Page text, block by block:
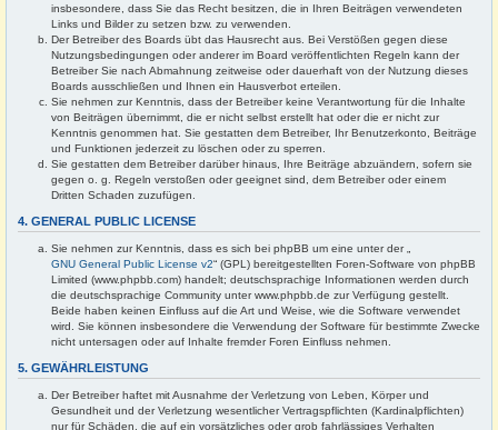
insbesondere, dass Sie das Recht besitzen, die in Ihren Beiträgen verwendeten
Links und Bilder zu setzen bzw. zu verwenden.
Der Betreiber des Boards übt das Hausrecht aus. Bei Verstößen gegen diese
Nutzungsbedingungen oder anderer im Board veröffentlichten Regeln kann der
Betreiber Sie nach Abmahnung zeitweise oder dauerhaft von der Nutzung dieses
Boards ausschließen und Ihnen ein Hausverbot erteilen.
Sie nehmen zur Kenntnis, dass der Betreiber keine Verantwortung für die Inhalte
von Beiträgen übernimmt, die er nicht selbst erstellt hat oder die er nicht zur
Kenntnis genommen hat. Sie gestatten dem Betreiber, Ihr Benutzerkonto, Beiträge
und Funktionen jederzeit zu löschen oder zu sperren.
Sie gestatten dem Betreiber darüber hinaus, Ihre Beiträge abzuändern, sofern sie
gegen o. g. Regeln verstoßen oder geeignet sind, dem Betreiber oder einem
Dritten Schaden zuzufügen.
4. GENERAL PUBLIC LICENSE
Sie nehmen zur Kenntnis, dass es sich bei phpBB um eine unter der „
GNU General Public License v2“ (GPL) bereitgestellten Foren-Software von phpBB
Limited (www.phpbb.com) handelt; deutschsprachige Informationen werden durch
die deutschsprachige Community unter www.phpbb.de zur Verfügung gestellt.
Beide haben keinen Einfluss auf die Art und Weise, wie die Software verwendet
wird. Sie können insbesondere die Verwendung der Software für bestimmte Zwecke
nicht untersagen oder auf Inhalte fremder Foren Einfluss nehmen.
5. GEWÄHRLEISTUNG
Der Betreiber haftet mit Ausnahme der Verletzung von Leben, Körper und
Gesundheit und der Verletzung wesentlicher Vertragspflichten (Kardinalpflichten)
nur für Schäden, die auf ein vorsätzliches oder grob fahrlässiges Verhalten